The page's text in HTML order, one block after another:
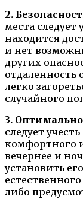
2.
места следует
находится
и нет
других
отдаленность
легко
случайного
3.
следует
комфортного
вечернее и
установить
либо